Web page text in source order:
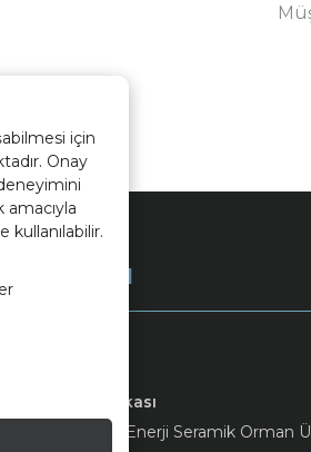
için
Onay
kullanılabilir.
ve Çerez Politikası
Turizm Enerji Seramik Orman